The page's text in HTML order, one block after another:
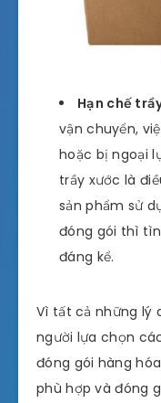
Hạn chế
vận chuyển,
hoặc bị ngoại
trầy xước là
sản phẩm sử
đóng gói thì
đáng kể.
Vì tất cả những lý
người lựa chọn
đóng gói hàng
phù hợp và đóng